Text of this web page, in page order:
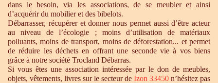
dans le besoin, via les associations, de se meubler et ainsi
d’acquérir du mobilier et des bibelots.
Débarrasser, récupérer et donner nous permet aussi d’être acteur
au niveau de l’écologie ; moins d’utilisation de matériaux
polluants, moins de transport, moins de déforestation... et permet
de réduire les déchets en offrant une seconde vie à vos biens
grâce à notre société Trocland Débarras.
Si vous êtes une association intéressée par le don de meubles,
objets, vêtements, livres sur le secteur de Izon 33450 n’hésitez pas